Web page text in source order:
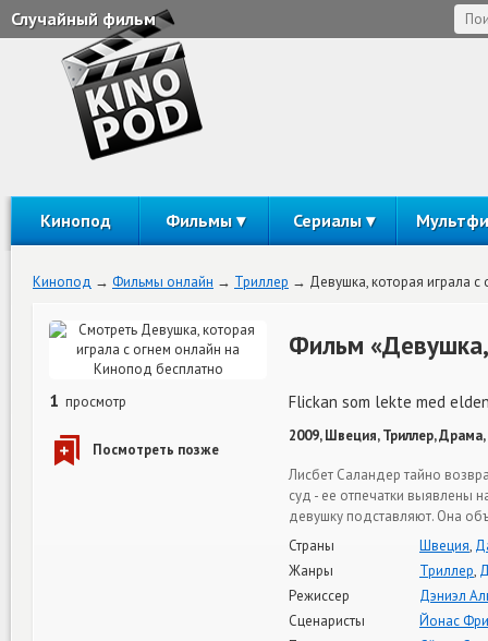
Случайный фильм
Кинопод Фильмы Сериалы
Кинопод Фильмы онлайн Триллер Девушка, которая играла с
1 просмотр
Фильм «Девушка,
Flickan som lekte med
2009, Швеция, Триллер,
Лисбет Саландер тайно
суд - ее отпечатки выявлены
девушку подставляют. Она
Страны
Швеция,
Жанры
Триллер,
Режиссер
Дэниэл
Сценаристы
Йонас